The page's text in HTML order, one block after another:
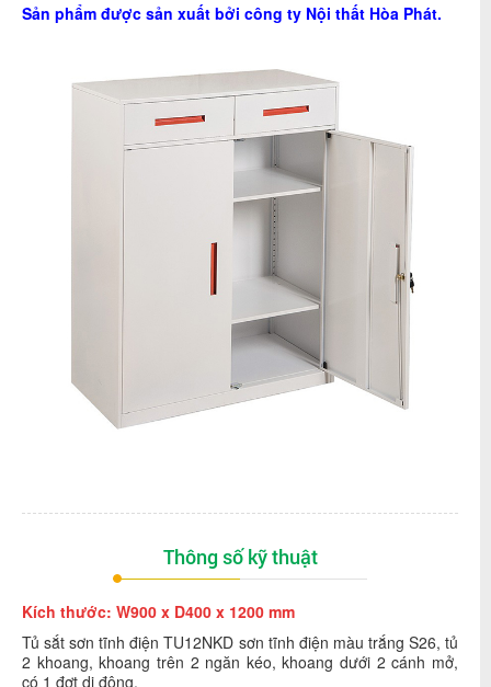
Sản phẩm được sản xuất bởi công ty Nội thất Hòa Phát.
Thông số kỹ thuật
Kích thước: W900 x D400 x 1200 mm
Tủ sắt sơn tĩnh điện TU12NKD sơn tĩnh điện màu trắng S26, tủ
2 khoang, khoang trên 2 ngăn kéo, khoang dưới 2 cánh mở,
có 1 đợt di động.